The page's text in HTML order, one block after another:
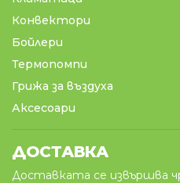
Конвектори
Бойлери
Термопомпи
Грижа за въздуха
Аксесоари
ДОСТАВКА
Доставката се извършва